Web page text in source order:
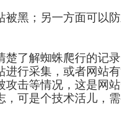
被黑；另一方面可以
楚了解蜘蛛爬行的记
进行采集，或者网站
攻击等情况，这是网
，可是个技术活儿，